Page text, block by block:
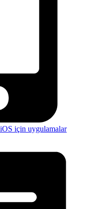
için uygulamalar